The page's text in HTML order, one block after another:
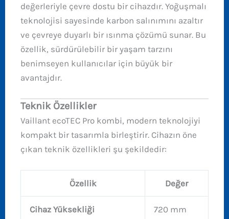
değerleriyle çevre dostu bir cihazdır. Yoğuşmalı
teknolojisi sayesinde karbon salınımını azaltır
ve çevreye duyarlı bir ısınma çözümü sunar. Bu
özellik, sürdürülebilir bir yaşam tarzını
benimseyen kullanıcılar için büyük bir
avantajdır.
Teknik Özellikler
Vaillant ecoTEC Pro kombi, modern teknolojiyi
kompakt bir tasarımla birleştirir. Cihazın öne
çıkan teknik özellikleri şu şekildedir:
Özellik Değer
Cihaz Yüksekliği 720 mm